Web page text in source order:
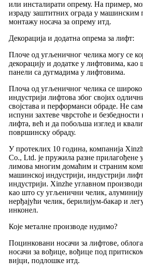
или инсталирати опрему. На пример,
израду заштитних ограда у машинским
монтажу носача за опрему итд.
Декорација и додатна опрема за лифт:
Плоче од угљеничног челика могу се
декорацију и додатке у лифтовима, као
панели са дугмадима у лифтовима.
Плоча од угљеничног челика се широко
индустрији лифтова због својих
својстава и перформанси обраде. Не
испуни захтеве чврстоће и безбедности
лифта, већ и да побољша изглед и
површинску обраду.
У протеклих 10 година, компанија
Co., Ltd. је пружила разне прилагођене
лимова многим домаћим и страним
машинској индустрији, индустрији
индустрији. Xinzhe углавном
као што су угљенични челик,
нерђајући челик, берилијум-бакар и
инконел.
Које металне производе нудимо?
Поцинковани носачи за лифтове,
носачи за вођице, вођице под
вијци, подлошке итд.